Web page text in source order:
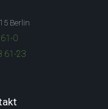
Berlin
0
61-23